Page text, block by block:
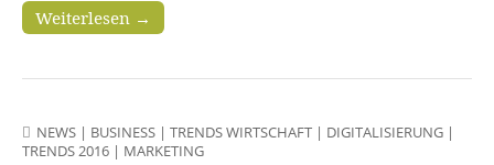
Weiterlesen →
NEWS | BUSINESS | TRENDS WIRTSCHAFT | DIGITALISIERUNG |
TRENDS 2016 | MARKETING